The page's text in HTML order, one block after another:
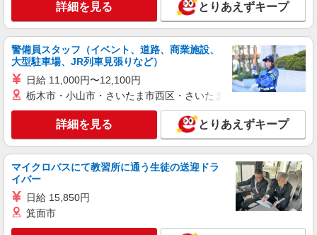
月給 233,500円 〜 260,200円 固定残業代:
23,500円 〜 26,200円（15時間相当） ＊＿ 試用期
間あり 6ヶ月 月給25万円以上 ※経験・能力による
【試用期間】月給 233500 円 〜 260200 円
間台東1丁目 1‐3
キープ 詳細を見る
ソフトバンク南越谷店
【店長職】ソフトバンクショップの携帯販売ス
タッフ
月給 260,000円 〜 322,000円 試用期間あり 6
ヶ月 月給25万円以上 ※経験・能力による 【試用
期間】月給 260000 円 〜 322000 円
■ソフトバンク南越谷店 埼玉県 越谷市 南越谷
詳細を見る とりあえずキープ
警備員スタッフ（イベント、道路、商業施設、
大型駐車場、JR列車見張りなど）
日給 11,000円〜12,100円
栃木市・小山市・さいたま市西区・さいたま市岩槻区・久喜市・
詳細を見る とりあえずキープ
マイクロバスにて教習所に通う生徒の送迎ドラ
イバー
日給 15,850円
箕面市